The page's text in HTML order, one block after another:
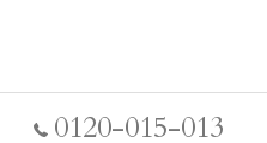
0120-015-013